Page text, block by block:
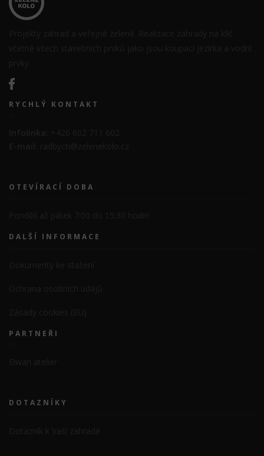
RYCHLÝ KONTAKT
OTEVÍRACÍ DOBA
DALŠÍ INFORMACE
PARTNEŘI
DOTAZNÍKY